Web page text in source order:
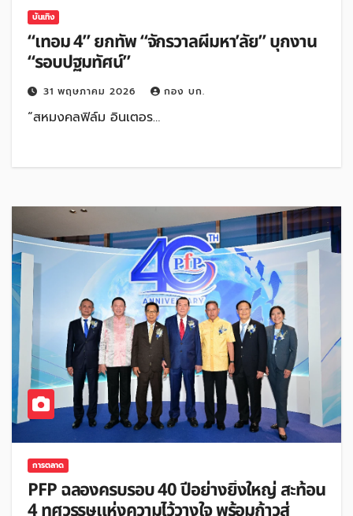
บันเทิง
“เทอม 4” ยกทัพ “จักรวาลผีมหา’ลัย” บุกงาน
“รอบปฐมทัศน์”
31 พฤษภาคม 2026 กอง บก.
“สหมงคลฟิล์ม อินเตอร…
การตลาด
PFP ฉลองครบรอบ 40 ปีอย่างยิ่งใหญ่ สะท้อน